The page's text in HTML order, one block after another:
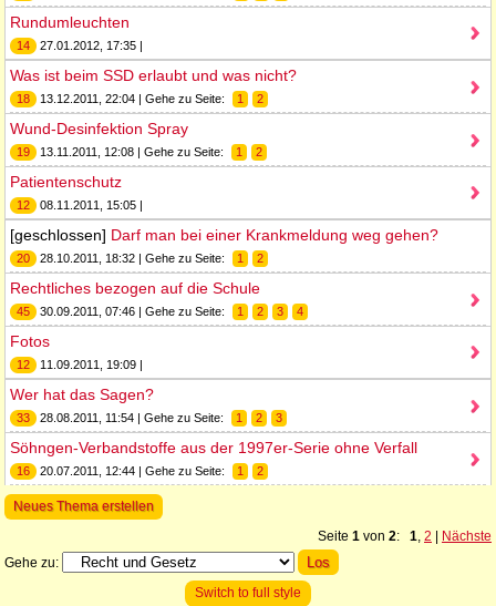
Rundumleuchten
14 27.01.2012, 17:35 |
Was ist beim SSD erlaubt und was nicht?
18 13.12.2011, 22:04 | Gehe zu Seite: 1 2
Wund-Desinfektion Spray
19 13.11.2011, 12:08 | Gehe zu Seite: 1 2
Patientenschutz
12 08.11.2011, 15:05 |
[geschlossen] Darf man bei einer Krankmeldung weg gehen?
20 28.10.2011, 18:32 | Gehe zu Seite: 1 2
Rechtliches bezogen auf die Schule
45 30.09.2011, 07:46 | Gehe zu Seite: 1 2 3 4
Fotos
12 11.09.2011, 19:09 |
Wer hat das Sagen?
33 28.08.2011, 11:54 | Gehe zu Seite: 1 2 3
Söhngen-Verbandstoffe aus der 1997er-Serie ohne Verfall
16 20.07.2011, 12:44 | Gehe zu Seite: 1 2
Neues Thema erstellen
Seite 1 von 2: 1, 2
Nächste
Gehe zu:
Switch to full style